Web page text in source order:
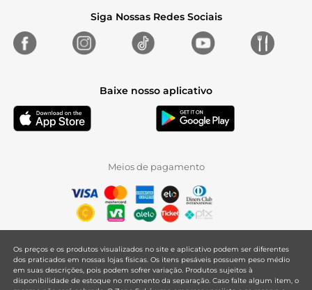
Siga Nossas Redes Sociais
Baixe nosso aplicativo
Meios de pagamento
Os preços e os produtos visualizados no site e aplicativo podem ser diferentes
dos praticados em nossas lojas físicas. Os itens pesáveis possuem peso médio
em suas descrições, pois podem sofrer variação. Produtos sujeitos à
disponibilidade de estoque no momento da separação. Caso falte algum item, o